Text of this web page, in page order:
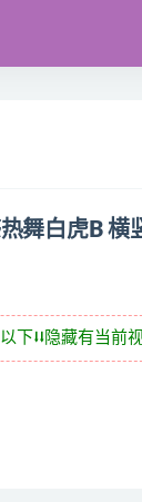
JM假面舞蹈静静1期04 性感热
以下⭣⭣隐藏有当前